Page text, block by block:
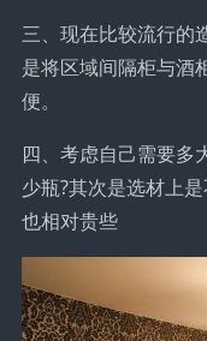
三、现在比较流行的
是将区域间隔柜与酒
便。
四、考虑自己需要多
少瓶?其次是选材上
也相对贵些